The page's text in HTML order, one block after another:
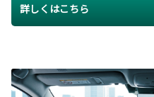
詳しくはこちら